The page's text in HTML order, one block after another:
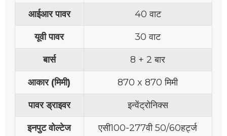
आईआर पावर 40 वाट
यूवी पावर 30 वाट
बार्स 8 + 2 बार
आकार (मिमी) 870 x 870 मिमी
पावर ड्राइवर इन्वेंट्रोनिक्स
इनपुट वोल्टेज एसी100-277वी 50/60हर्ट्ज